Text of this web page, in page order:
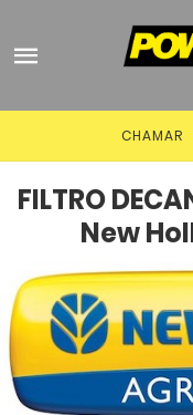
CHAMAR
FILTRO
New